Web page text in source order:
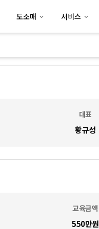
대표
황규성
교육금액
550만원
도소매 서비스